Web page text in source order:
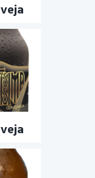
–
Ipa
IPA
IPA
DRY